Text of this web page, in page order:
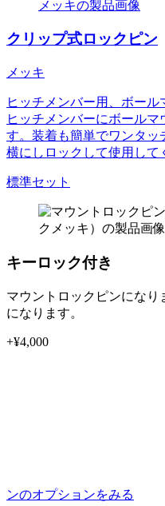
クリップ式ロックピン
メッキ
ヒッチメンバー用、ボール
ヒッチメンバーにボールマ
す。装着も簡単でワンタッ
横にしロックして使用して
標準セット
キーロック付き
マウントロックピンになり
になります。
+¥4,000
ンのオプションをみる